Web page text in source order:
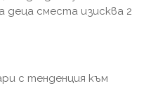
деца сместа изисква 2
с тенденция към